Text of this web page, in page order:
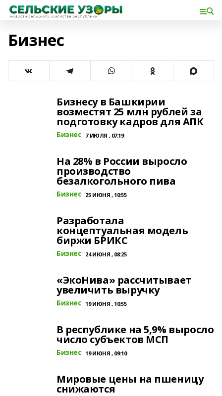
Бизнес
Бизнесу в Башкирии
возместят 25 млн рублей за
подготовку кадров для АПК
Бизнес 7 ИЮЛЯ , 07:19
На 28% в России выросло
производство
безалкогольного пива
Бизнес 25 ИЮНЯ , 10:55
Разработала
концептуальная модель
биржи БРИКС
Бизнес 24 ИЮНЯ , 08:25
«ЭкоНива» рассчитывает
увеличить выручку
Бизнес 19 ИЮНЯ , 10:55
В республике на 5,9% выросло
число субъектов МСП
Бизнес 19 ИЮНЯ , 09:10
Мировые цены на пшеницу
снижаются